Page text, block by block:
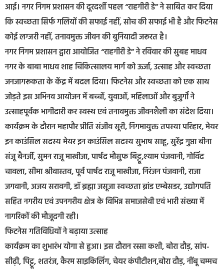
आई। नगर निगम प्रशासन की दूरदर्शी पहल “राहगीरी डे” ने साबित कर दिया
कि स्वच्छता सिर्फ गलियों की सफाई नहीं, सोच की सफाई भी है और फिटनेस
कोई लग्जरी नहीं, तनावमुक्त जीवन की बुनियादी जरूरत है।
नगर निगम प्रशासन द्वारा आयोजित “राहगीरी डे” ने रविवार की सुबह माधव
नगर के बाबा माधव शाह चिकित्सालय मार्ग को ऊर्जा, उत्साह और स्वच्छता
जनजागरूकता के केंद्र में बदल दिया। फिटनेस और स्वच्छता को एक साथ
जोड़ते इस अभिनव आयोजन में बच्चों, युवाओं, महिलाओं और बुजुर्गों ने
उत्साहपूर्वक भागीदारी कर स्वस्थ एवं तनावमुक्त जीवनशैली का संदेश दिया।
कार्यक्रम के दौरान महापौर प्रीति संजीव सूरी, निगमायुक्त तपस्या परिहार, मेयर
इन काउंसिल सदस्य मेयर इन काउंसिल सदस्य सुभाष साहू, सुरेंद्र गुप्ता बीना
संजू बैनर्जी, सुमन राजू माखीजा, पार्षद मौसुफ बिट्टू,श्याम पंजवानी, गोविंद
चावला, सीमा श्रीवास्तव, पूर्व पार्षद राजू माखीजा, निरंजन पंजवानी, राजा
जगवानी, अजय सरावगी, डॉ ब्रह्मा जसूजा स्वच्छता ब्रांड एम्बेसडर, उद्योगपति
सहित नगरीय एवं उपनगरीय क्षेत्र के विभिन्न समाजसेवी एवं भारी संख्या में
नागरिकों की मौजूदगी रही।
फिटनेस गतिविधियों ने बढ़ाया उत्साह
कार्यक्रम का शुभारंभ योगा से हुआ। इस दौरान रस्सा कशी, बोरा दौड़, सांप-
सीढ़ी, पिट्टू, शतरंज, कैरम साइकिलिंग, चेयर कंपीटीशन,बोरा दौड़, नींबू चम्मच